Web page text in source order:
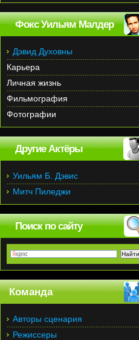
Фокс Уильям Малдер
Дэвид Духовны
Карьера
Личная жизнь
Фильмография
Фотографии
Другие Актёры
Уильям Б. Дэвис
Митч Пиледжи
Поиск по сайту
Команда
Авторы сценария
Режиссеры